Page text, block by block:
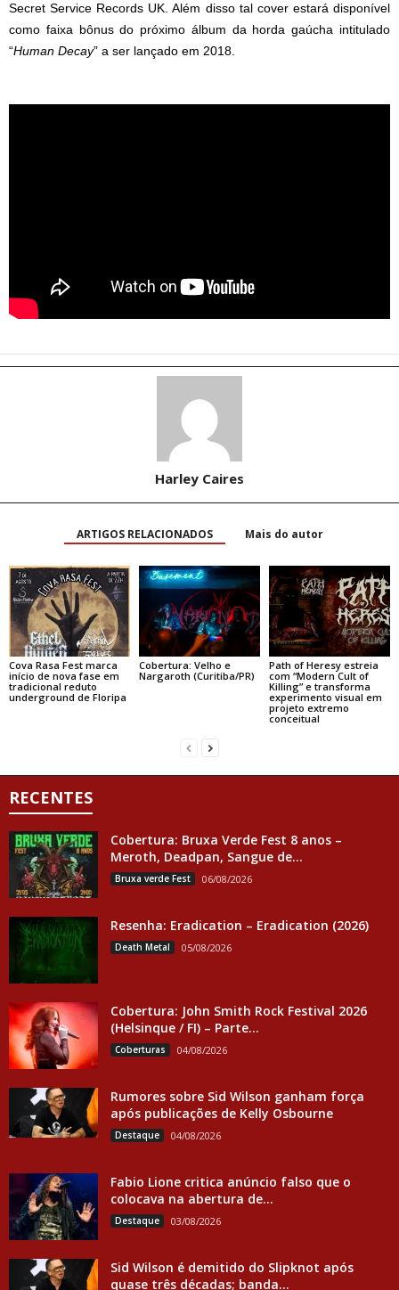
Secret Service Records UK. Além disso tal cover estará disponível
como faixa bônus do próximo álbum da horda gaúcha intitulado
“Human Decay” a ser lançado em 2018.
Harley Caires
ARTIGOS RELACIONADOS Mais do autor
Cova Rasa Fest marca
início de nova fase em
tradicional reduto
underground de Floripa
Cobertura: Velho e
Nargaroth (Curitiba/PR)
Path of Heresy estreia
com “Modern Cult of
Killing” e transforma
experimento visual em
projeto extremo
conceitual
RECENTES
Cobertura: Bruxa Verde Fest 8 anos –
Meroth, Deadpan, Sangue de...
Bruxa verde Fest 06/08/2026
Resenha: Eradication – Eradication (2026)
Death Metal 05/08/2026
Cobertura: John Smith Rock Festival 2026
(Helsinque / FI) – Parte...
Coberturas 04/08/2026
Rumores sobre Sid Wilson ganham força
após publicações de Kelly Osbourne
Destaque 04/08/2026
Fabio Lione critica anúncio falso que o
colocava na abertura de...
Destaque 03/08/2026
Sid Wilson é demitido do Slipknot após
quase três décadas; banda...